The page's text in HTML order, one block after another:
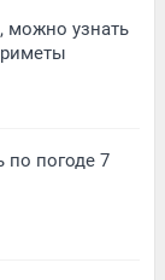
можно узнать
по погоде 7